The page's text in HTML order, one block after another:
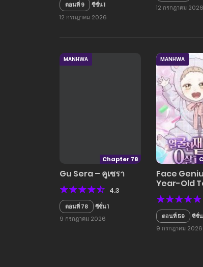
ตอนที่ 9
ซีซั่น 1
12 กรกฎาคม 2026
12 กรกฎาคม 2026
Chapter 78
MANHWA
Gu Sera – คูเซรา
4.3
ตอนที่ 78
ซีซั่น 1
9 กรกฎาคม 2026
MANHWA
Face
Year-Old
ตอนที่ 59
ซีซั่น
9 กรกฎาคม 2026